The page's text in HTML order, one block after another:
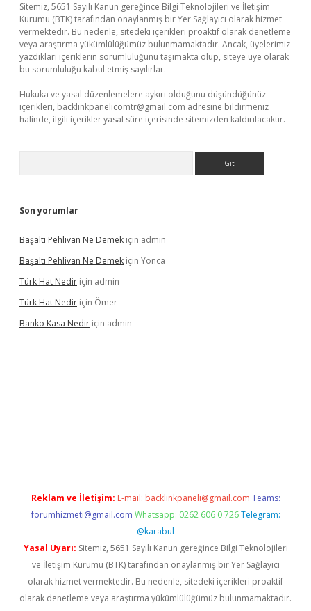
Sitemiz, 5651 Sayılı Kanun gereğince Bilgi Teknolojileri ve İletişim
Kurumu (BTK) tarafından onaylanmış bir Yer Sağlayıcı olarak hizmet
vermektedir. Bu nedenle, sitedeki içerikleri proaktif olarak denetleme
veya araştırma yükümlülüğümüz bulunmamaktadır. Ancak, üyelerimiz
yazdıkları içeriklerin sorumluluğunu taşımakta olup, siteye üye olarak
bu sorumluluğu kabul etmiş sayılırlar.
Hukuka ve yasal düzenlemelere aykırı olduğunu düşündüğünüz
içerikleri, backlinkpanelicomtr@gmail.com adresine bildirmeniz
halinde, ilgili içerikler yasal süre içerisinde sitemizden kaldırılacaktır.
Son yorumlar
Başaltı Pehlivan Ne Demek için admin
Başaltı Pehlivan Ne Demek için Yonca
Türk Hat Nedir için admin
Türk Hat Nedir için Ömer
Banko Kasa Nedir için admin
Reklam ve İletişim: E-mail: backlinkpaneli@gmail.com Teams:
forumhizmeti@gmail.com Whatsapp: 0262 606 0 726 Telegram:
@karabul
Yasal Uyarı: Sitemiz, 5651 Sayılı Kanun gereğince Bilgi Teknolojileri
ve İletişim Kurumu (BTK) tarafından onaylanmış bir Yer Sağlayıcı
olarak hizmet vermektedir. Bu nedenle, sitedeki içerikleri proaktif
olarak denetleme veya araştırma yükümlülüğümüz bulunmamaktadır.